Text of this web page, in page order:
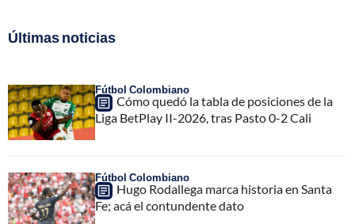
Últimas noticias
Fútbol Colombiano
Cómo quedó la tabla de posiciones de la
Liga BetPlay II-2026, tras Pasto 0-2 Cali
Fútbol Colombiano
Hugo Rodallega marca historia en Santa
Fe; acá el contundente dato